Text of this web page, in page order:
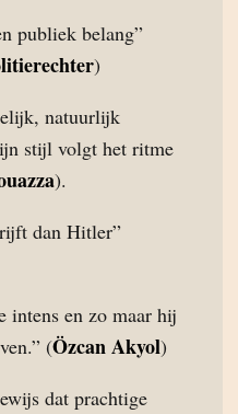
publiek belang”
)
natuurlijk
stijl volgt het ritme
).
dan Hitler”
intens en zo maar hij
(Özcan Akyol)
dat prachtige